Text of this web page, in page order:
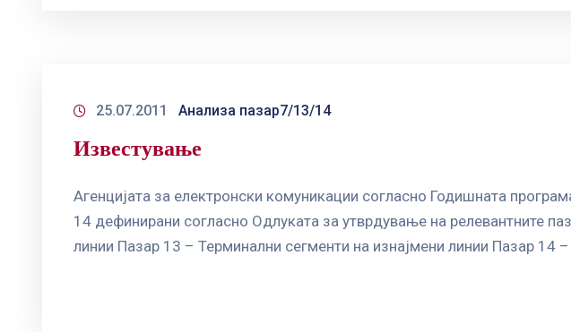
25.07.2011 Анализа пазар7/13/14
Известување
Агенцијата за електронски комуникации согласно Годишната
14 дефинирани согласно Одлуката за утврдување на релевантните
линии Пазар 13 – Терминални сегменти на изнајмени линии Пазар 14